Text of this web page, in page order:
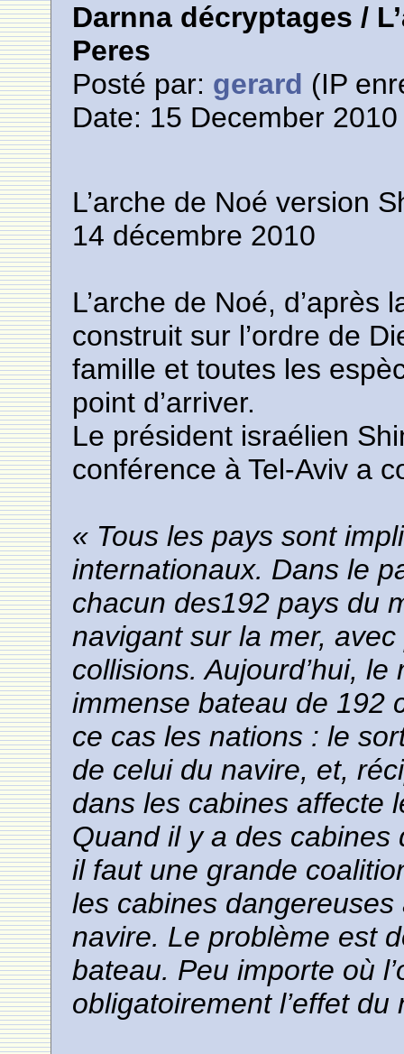
Darnna décryptages /
Peres
Posté par: gerard (IP
Date: 15 December
L’arche de Noé version
14 décembre 2010
L’arche de Noé,
construit sur l’ordre de
famille et toutes les
point d’arriver.
Le président israélien
conférence à Tel-Aviv a
« Tous les pays sont
internationaux. Dans le
chacun des192 pays du
navigant sur la mer,
collisions. Aujourd’hui,
immense bateau de 192
ce cas les nations : le
de celui du navire, et,
dans les cabines affecte
Quand il y a des
il faut une grande
les cabines
navire. Le problème est
bateau. Peu importe où
obligatoirement l’effet